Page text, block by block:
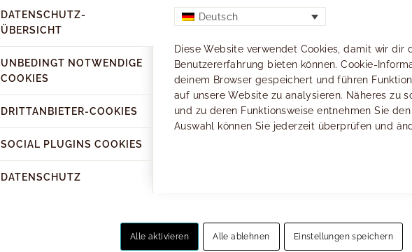
DATENSCHUTZ-
ÜBERSICHT
UNBEDINGT NOTWENDIGE
COOKIES
DRITTANBIETER-COOKIES
SOCIAL PLUGINS COOKIES
DATENSCHUTZ
Deutsch
Diese Website verwendet Cookies, damit wir dir
Benutzererfahrung bieten können. Cookie-
deinem Browser gespeichert und führen
auf unsere Website zu analysieren. Näheres zu
und zu deren Funktionsweise entnehmen Sie
Auswahl können Sie jederzeit überprüfen und
Alle aktivieren Alle ablehnen Einstellungen speichern
SOMMERSAISON 2025
Die Schwemmalmbahn fährt von
Montag bis Samstag von 9.00 bis 17.00 Uhr,